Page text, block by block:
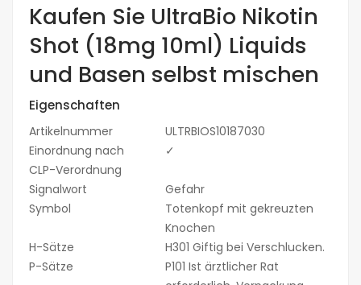
Kaufen Sie UltraBio Nikotin
Shot (18mg 10ml) Liquids
und Basen selbst mischen
Eigenschaften
Artikelnummer
ULTRBIOS10187030
Einordnung nach
CLP-Verordnung
✓
Signalwort
Gefahr
Symbol
Totenkopf mit gekreuzten
Knochen
H-Sätze
H301 Giftig bei Verschlucken.
P-Sätze
P101 Ist ärztlicher Rat